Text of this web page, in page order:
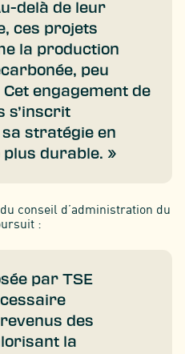
delà de leur
ces projets
la production
peu
engagement de
s’inscrit
stratégie en
plus durable. »
conseil d’administration du
:
par TSE
des
la